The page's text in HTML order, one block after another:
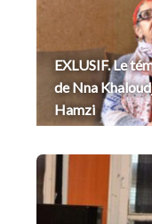
EXLUSIF. Le
de Nna
Hamzi